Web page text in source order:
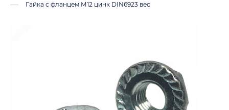
Гайка с фланцем М12 цинк DIN6923 вес